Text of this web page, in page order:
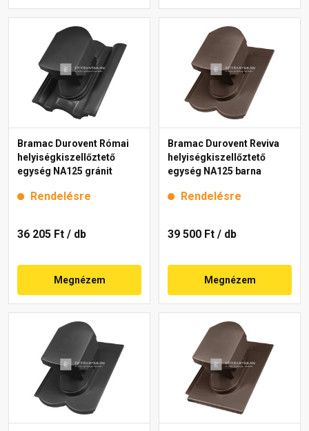
Bramac Durovent Római
helyiségkiszellőztető
egység NA125 gránit
Rendelésre
36 205 Ft / db
Megnézem
Bramac Durovent Reviva
helyiségkiszellőztető
egység NA125 barna
Rendelésre
39 500 Ft / db
Megnézem